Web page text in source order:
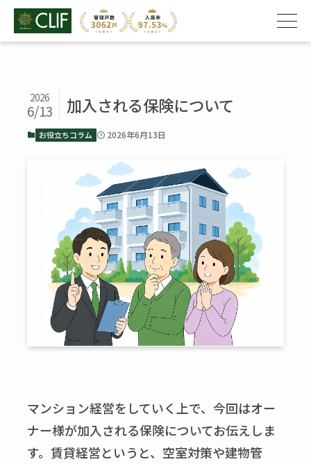
加入される保険について
2026
6/13
お役立ちコラム 2026年6月13日
マンション経営をしていく上で、今回はオー
ナー様が加入される保険についてお伝えしま
す。賃貸経営というと、空室対策や建物管